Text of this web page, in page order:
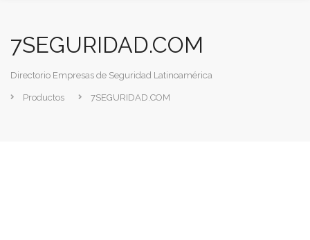
7SEGURIDAD.COM
Directorio Empresas de Seguridad Latinoamérica
Productos 7SEGURIDAD.COM